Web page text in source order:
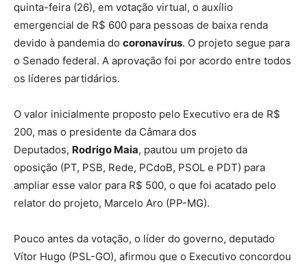
quinta-feira (26), em votação virtual, o auxílio
emergencial de R$ 600 para pessoas de baixa renda
devido à pandemia do coronavírus. O projeto segue para
o Senado federal. A aprovação foi por acordo entre todos
os líderes partidários.
O valor inicialmente proposto pelo Executivo era de R$
200, mas o presidente da Câmara dos
Deputados, Rodrigo Maia, pautou um projeto da
oposição (PT, PSB, Rede, PCdoB, PSOL e PDT) para
ampliar esse valor para R$ 500, o que foi acatado pelo
relator do projeto, Marcelo Aro (PP-MG).
Pouco antes da votação, o líder do governo, deputado
Vítor Hugo (PSL-GO), afirmou que o Executivo concordou